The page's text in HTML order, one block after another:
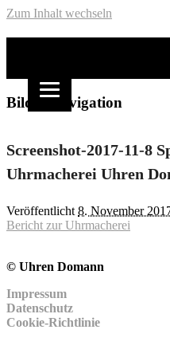
Zum Inhalt wechseln
Domann
Bilder-Navigation
Screenshot-2017-11-8
Uhrmacherei Uhren
Veröffentlicht 8. November
Bericht zur Uhrmacherei
© Uhren Domann
Impressum
Datenschutz
Cookie-Richtlinie